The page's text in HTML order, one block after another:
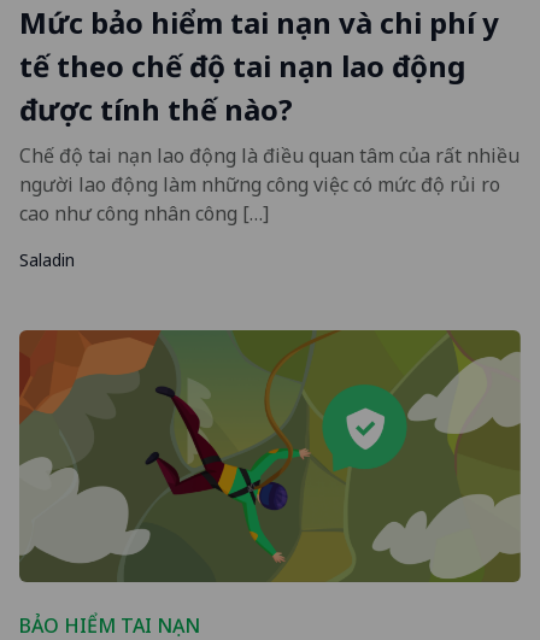
Mức bảo hiểm tai nạn và chi phí y
tế theo chế độ tai nạn lao động
được tính thế nào?
Chế độ tai nạn lao động là điều quan tâm của rất nhiều
người lao động làm những công việc có mức độ rủi ro
cao như công nhân công […]
Saladin
BẢO HIỂM TAI NẠN